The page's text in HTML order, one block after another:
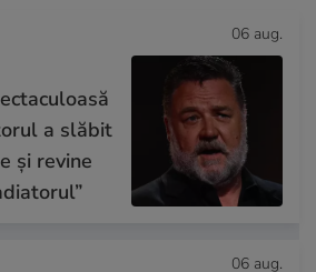
06 aug.
a slăbit
și revine
06 aug.